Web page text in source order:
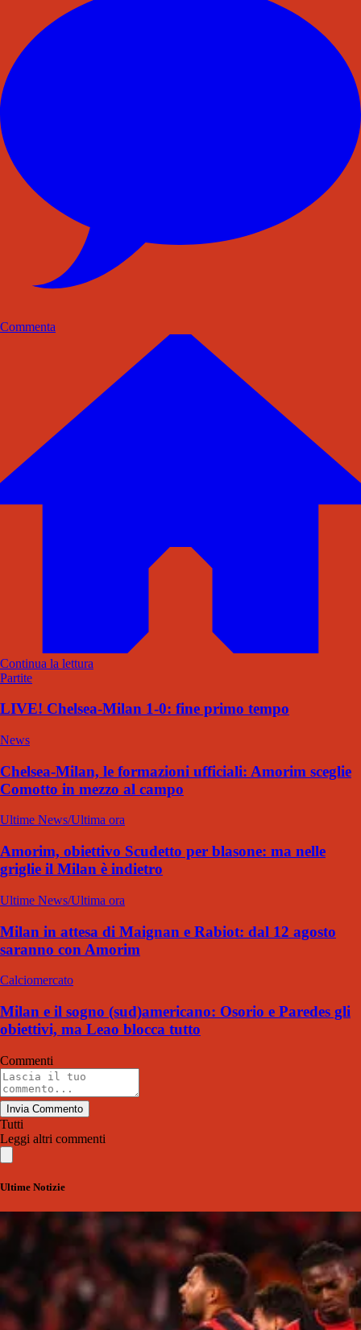
Commenta
Continua la lettura
Partite
LIVE! Chelsea-Milan 1-0: fine primo tempo
News
Chelsea-Milan, le formazioni ufficiali: Amorim sceglie
Comotto in mezzo al campo
Ultime News/Ultima ora
Amorim, obiettivo Scudetto per blasone: ma nelle
griglie il Milan è indietro
Ultime News/Ultima ora
Milan in attesa di Maignan e Rabiot: dal 12 agosto
saranno con Amorim
Calciomercato
Milan e il sogno (sud)americano: Osorio e Paredes gli
obiettivi, ma Leao blocca tutto
Commenti
Invia Commento
Tutti
Leggi altri commenti
Ultime Notizie